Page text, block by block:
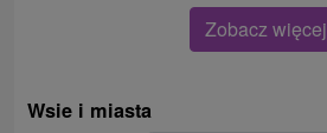
Zobacz więcej
Wsie i miasta